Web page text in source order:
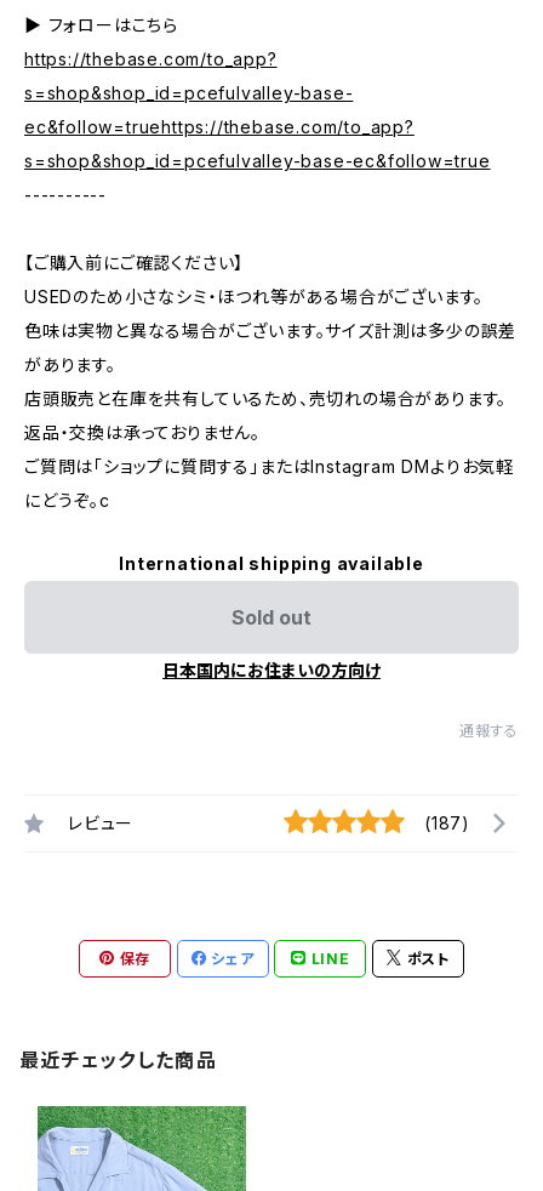
▶︎ フォローはこちら
https://thebase.com/to_app?
s=shop&shop_id=pcefulvalley-base-
ec&follow=truehttps://thebase.com/to_app?
s=shop&shop_id=pcefulvalley-base-ec&follow=true
----------
【ご購入前にご確認ください】
USEDのため小さなシミ・ほつれ等がある場合がございます。
色味は実物と異なる場合がございます。サイズ計測は多少の誤差
があります。
店頭販売と在庫を共有しているため、売切れの場合があります。
返品・交換は承っておりません。
ご質問は「ショップに質問する」またはInstagram DMよりお気軽
にどうぞ。c
International shipping available
Sold out
日本国内にお住まいの方向け
通報する
レビュー (187)
保存 シェア LINE ポスト
最近チェックした商品